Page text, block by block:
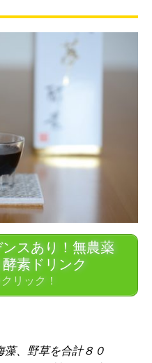
スあり！無農薬
素ドリンク
リック！
、野草を合計８０